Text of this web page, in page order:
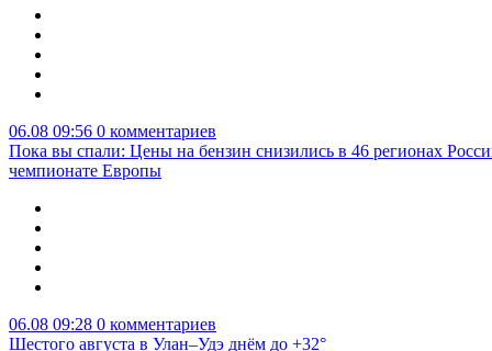
06.08 09:56 0 комментариев
Пока вы спали: Цены на бензин снизились в 46 регионах
чемпионате Европы
06.08 09:28 0 комментариев
Шестого августа в Улан–Удэ днём до +32°